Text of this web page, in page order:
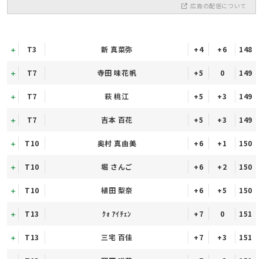
広告の配信について
T3 新 真菜弥 +4 +6 148
T7 寺田 味花帆 +5 0 149
T7 萩 桃江 +5 +3 149
T7 吉本 百花 +5 +3 149
T10 奥村 真由美 +6 +1 150
T10 堀 さんご +6 +2 150
T10 植田 梨奈 +6 +5 150
T13 ｸｫ ｱｲﾁｪﾝ +7 0 151
T13 三宅 百佳 +7 +3 151